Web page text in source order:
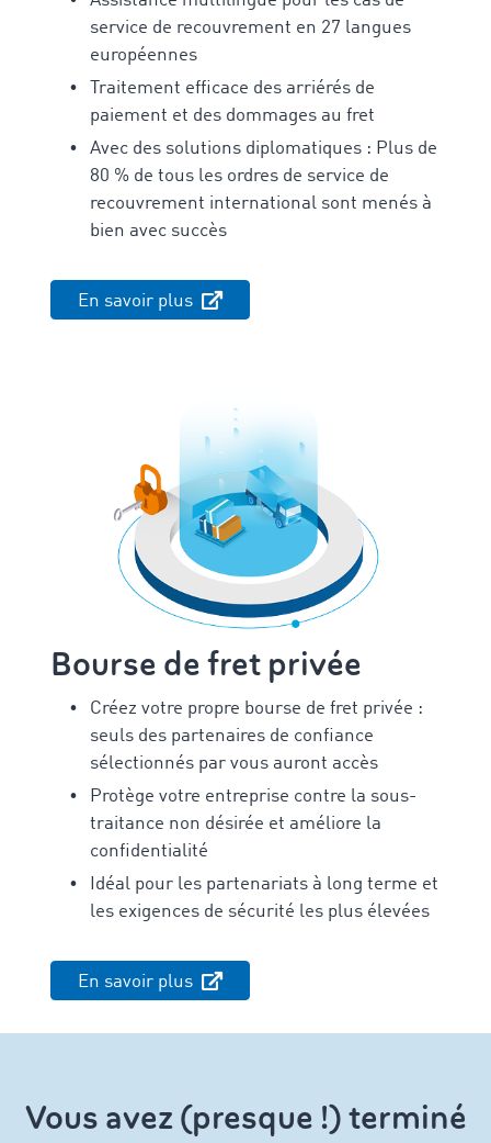
service de recouvrement en 27 langues
européennes
Traitement efficace des arriérés de
paiement et des dommages au fret
Avec des solutions diplomatiques : Plus de
80 % de tous les ordres de service de
recouvrement international sont menés à
bien avec succès
En savoir plus
Bourse de fret privée
Créez votre propre bourse de fret privée :
seuls des partenaires de confiance
sélectionnés par vous auront accès
Protège votre entreprise contre la sous-
traitance non désirée et améliore la
confidentialité
Idéal pour les partenariats à long terme et
les exigences de sécurité les plus élevées
En savoir plus
Vous avez (presque !) terminé